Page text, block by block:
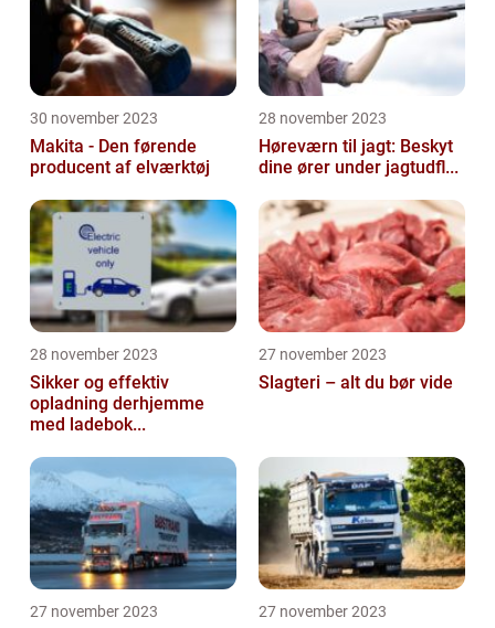
30 november 2023
Makita - Den førende
producent af elværktøj
28 november 2023
Høreværn til jagt: Beskyt
dine ører under jagtudfl...
28 november 2023
Sikker og effektiv
opladning derhjemme
med ladebok...
27 november 2023
Slagteri – alt du bør vide
27 november 2023 27 november 2023